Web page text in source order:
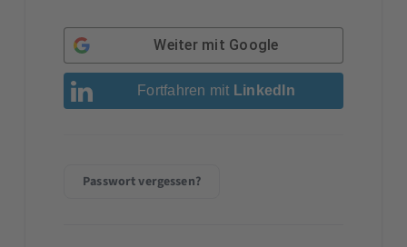
Weiter mit Google
Fortfahren mit LinkedIn
Passwort vergessen?